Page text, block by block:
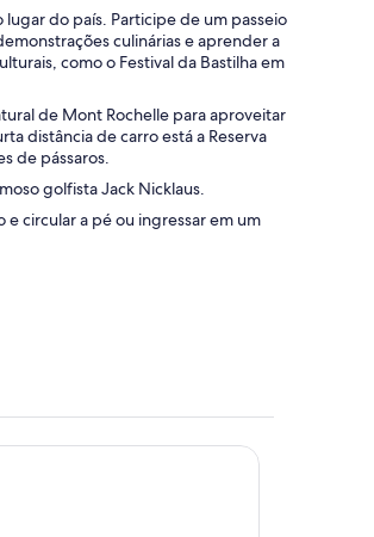
do país. Participe de um passeio
culinárias e aprender a
como o Festival da Bastilha em
de Mont Rochelle para aproveitar
distância de carro está a Reserva
de pássaros.
golfista Jack Nicklaus.
circular a pé ou ingressar em um
Hotel